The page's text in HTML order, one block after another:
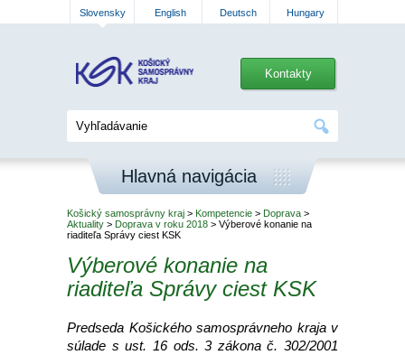
Slovensky English Deutsch Hungary
Kontakty
Hlavná navigácia
Košický samosprávny kraj > Kompetencie > Doprava >
Aktuality > Doprava v roku 2018 > Výberové konanie na
riaditeľa Správy ciest KSK
Výberové konanie na
riaditeľa Správy ciest KSK
Predseda Košického samosprávneho kraja v
súlade s ust. 16 ods. 3 zákona č. 302/2001